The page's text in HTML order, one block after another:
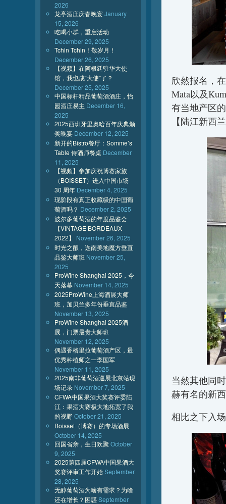
欣然报名，
Mata以及
有当地产区
【陆江新西
当然其他同
赫有名的新
相比之下入
2026
龙亭酒庄庆春晚宴January
15, 2026
吃喝小群，重启活动
December 29, 2025
Tchin Tchin！敬岁月！
December 26, 2025
【视频】在阿根廷驻华大使
馆，我也成“大使”了？
December 25, 2025
中国标杆精品葡萄酒酒庄，怡
园酒庄易主 December 16,
2025
2025西班牙里奥哈百年庆典颁
奖晚宴 December 12, 2025
新开的Bistro餐厅：Somme’s
Table 侍酒师餐桌 December
11, 2025
【视频】参加庆祝博赛家族
（BOISSET）进入中国市场
30 周年 December 4, 2025
现阶段有真正收藏级的中国葡
萄酒吗？ December 2, 2025
波尔多葡萄酒的年度品鉴会
【VINTAGE BORDEAUX
2022】
November 26, 2025
时光之酿，迦南美地魔方垂直
品鉴大师班 November 25,
2025
ProWine Shanghai 2025，今
天落幕 November 14, 2025
2025ProWine上海酒展大师
班，加贝兰多年份垂直品鉴
November 13, 2025
ProWine Shanghai 2025酒
展，门票最贵大师班
November 12, 2025
偶遇香格里拉葡萄酒产区，最
优秀种植师之一李国军
November 11, 2025
2025南非葡萄酒巡展北京站现
场记录 November 7, 2025
CFWA中国果酒大奖赛评委陆
江：果酒大赛极大地拓宽了我
的视野October 21, 2025
Boisset（博赛）的专场酒展
October 14, 2025
回国省亲，生日欢聚 October
9, 2025
2025第四届CFWA中国果酒大
奖赛评审工作开始September
28, 2025
无醇葡萄酒为啥有需求？为啥
还在增长？困惑September